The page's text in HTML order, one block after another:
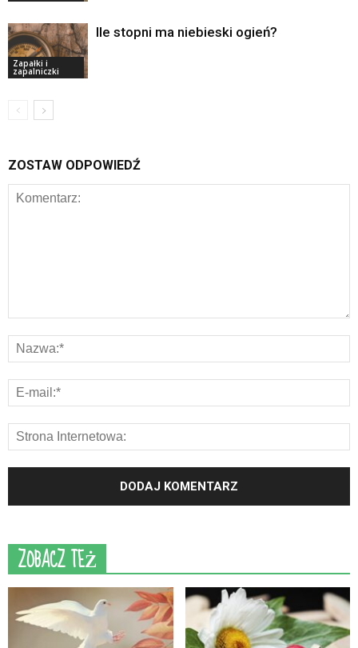
Zapałki i
zapalniczki
Ile stopni ma niebieski ogień?
ZOSTAW ODPOWIEDŹ
ZOBACZ TEŻ